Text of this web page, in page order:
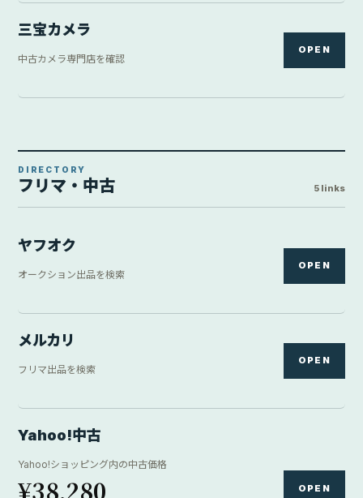
三宝カメラ
中古カメラ専門店を確認
OPEN
DIRECTORY
フリマ・中古 5 links
ヤフオク
オークション出品を検索
OPEN
メルカリ
フリマ出品を検索
OPEN
Yahoo!中古
Yahoo!ショッピング内の中古価格
¥38,280 OPEN